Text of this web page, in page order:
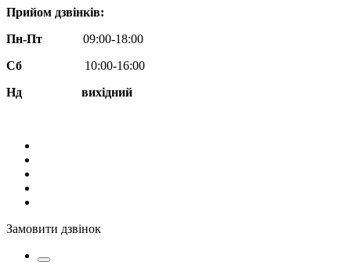
Прийом дзвінків:
Пн-Пт
09:00-18:00
Сб
10:00-16:00
Нд вихідний
Замовити дзвінок